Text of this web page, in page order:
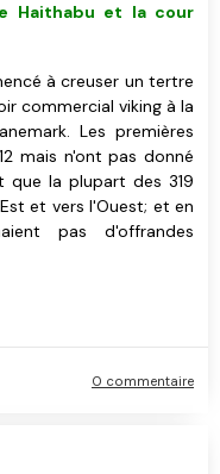
Haithabu et la cour
à creuser un tertre
commercial viking à la
Les premières
mais n'ont pas donné
que la plupart des 319
et vers l'Ouest; et en
pas d'offrandes
0 commentaire